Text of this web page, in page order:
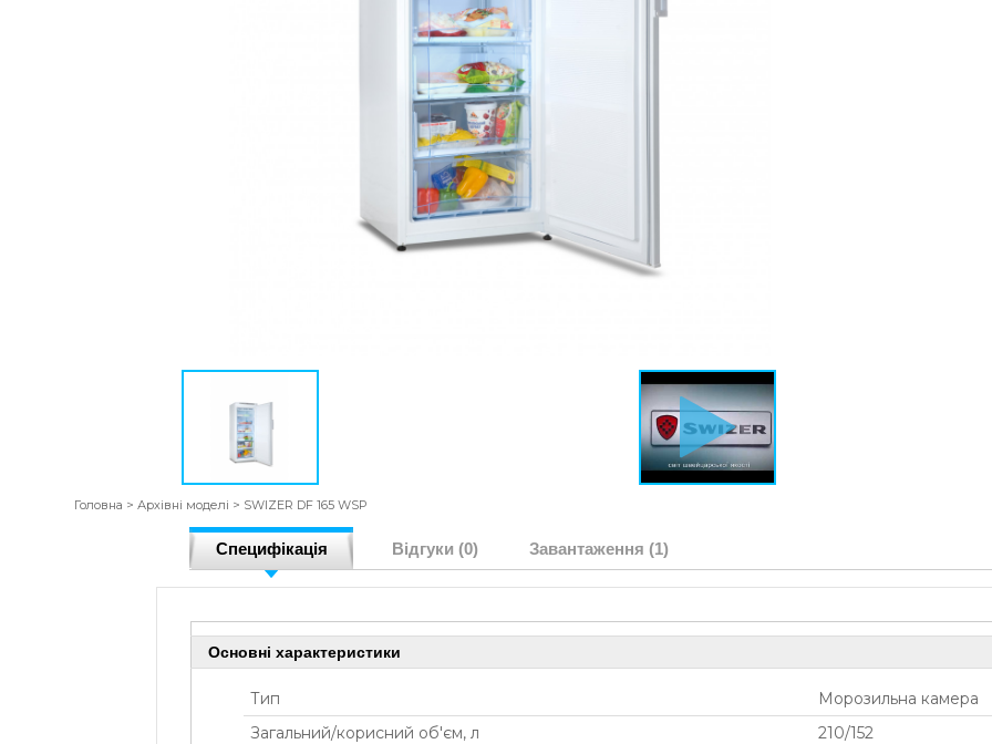
Головна >Архівні моделі > SWIZER DF 165 WSP
Специфікація Відгуки (0) Завантаження (1)
Основні характеристики
Тип
Морозильна камера
Загальний/корисний об'єм, л
210/152